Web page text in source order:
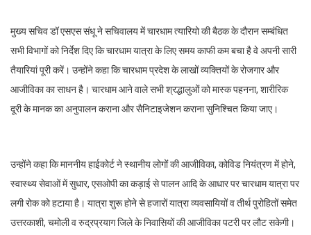
मुख्य सचिव डॉ एसएस संधू ने सचिवालय में चारधाम त्यारियो की बैठक के दौरान सम्बंधित
सभी विभागों को निर्देश दिए कि चारधाम यात्रा के लिए समय काफी कम बचा है वे अपनी सारी
तैयारियां पूरी करें। उन्होंने कहा कि चारधाम प्रदेश के लाखों व्यक्तियों के रोजगार और
आजीविका का साधन है। चारधाम आने वाले सभी श्रद्धालुओं को मास्क पहनना, शारीरिक
दूरी के मानक का अनुपालन कराना और सैनिटाइजेशन कराना सुनिश्चित किया जाए।
उन्होंने कहा कि माननीय हाईकोर्ट ने स्थानीय लोगों की आजीविका, कोविड नियंत्रण में होने,
स्वास्थ्य सेवाओं में सुधार, एसओपी का कड़ाई से पालन आदि के आधार पर चारधाम यात्रा पर
लगी रोक को हटाया है। यात्रा शुरू होने से हजारों यात्रा व्यवसायियों व तीर्थ पुरोहितों समेत
उत्तरकाशी, चमोली व रुद्रप्रयाग जिले के निवासियों की आजीविका पटरी पर लौट सकेगी।